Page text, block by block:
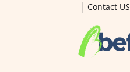
Contact US